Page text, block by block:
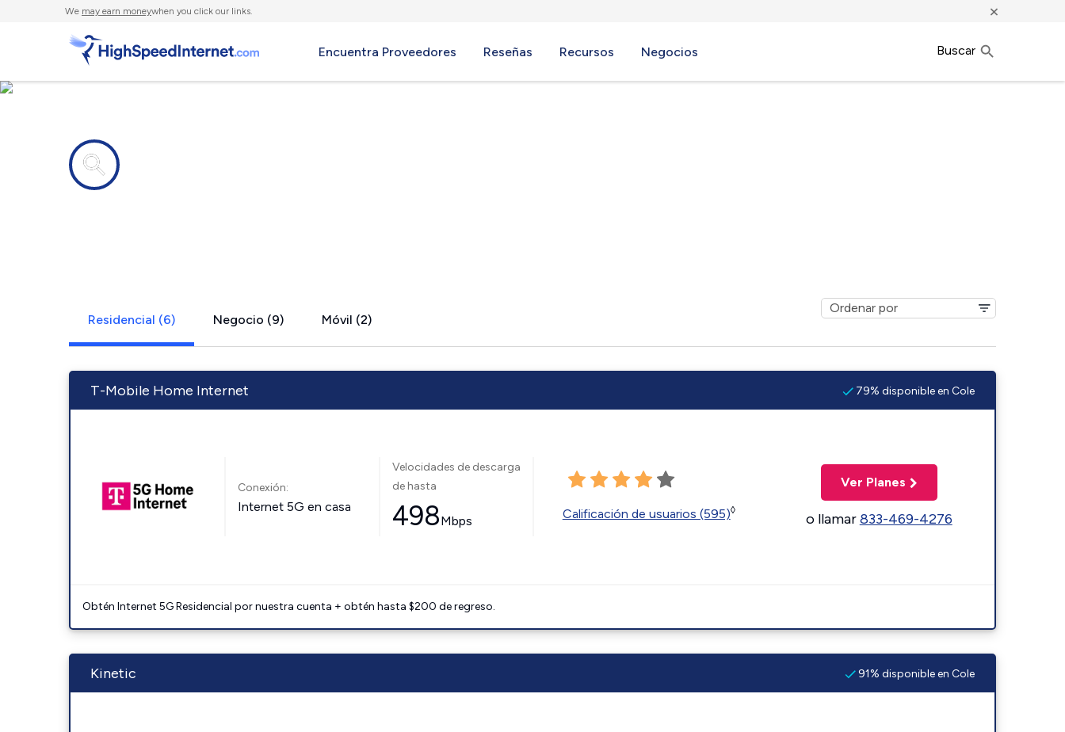
We may earn moneywhen you click our links. ×
Encuentra Proveedores Reseñas Recursos Negocios Buscar
Residencial (6) Negocio (9) Móvil (2)
T-Mobile Home Internet 79% disponible en Cole
Conexión:
Internet 5G en casa
Velocidades de descarga
de hasta
498Mbps Calificación de usuarios (595)◊
Ver Planes
o llamar833-469-4276
Obtén Internet 5G Residencial por nuestra cuenta + obtén hasta $200 de regreso.
Kinetic 91% disponible en Cole